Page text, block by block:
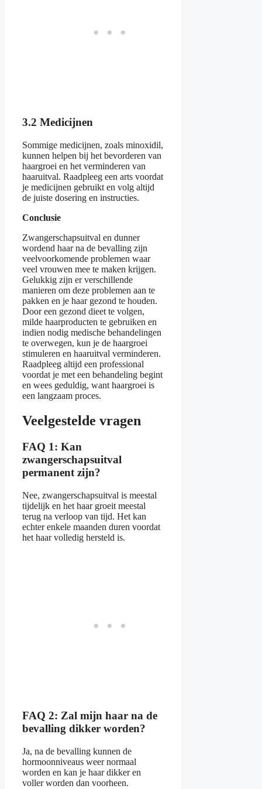
3.2 Medicijnen
Sommige medicijnen, zoals minoxidil,
kunnen helpen bij het bevorderen van
haargroei en het verminderen van
haaruitval. Raadpleeg een arts voordat
je medicijnen gebruikt en volg altijd
de juiste dosering en instructies.
Conclusie
Zwangerschapsuitval en dunner
wordend haar na de bevalling zijn
veelvoorkomende problemen waar
veel vrouwen mee te maken krijgen.
Gelukkig zijn er verschillende
manieren om deze problemen aan te
pakken en je haar gezond te houden.
Door een gezond dieet te volgen,
milde haarproducten te gebruiken en
indien nodig medische behandelingen
te overwegen, kun je de haargroei
stimuleren en haaruitval verminderen.
Raadpleeg altijd een professional
voordat je met een behandeling begint
en wees geduldig, want haargroei is
een langzaam proces.
Veelgestelde vragen
FAQ 1: Kan
zwangerschapsuitval
permanent zijn?
Nee, zwangerschapsuitval is meestal
tijdelijk en het haar groeit meestal
terug na verloop van tijd. Het kan
echter enkele maanden duren voordat
het haar volledig hersteld is.
FAQ 2: Zal mijn haar na de
bevalling dikker worden?
Ja, na de bevalling kunnen de
hormoonniveaus weer normaal
worden en kan je haar dikker en
voller worden dan voorheen.